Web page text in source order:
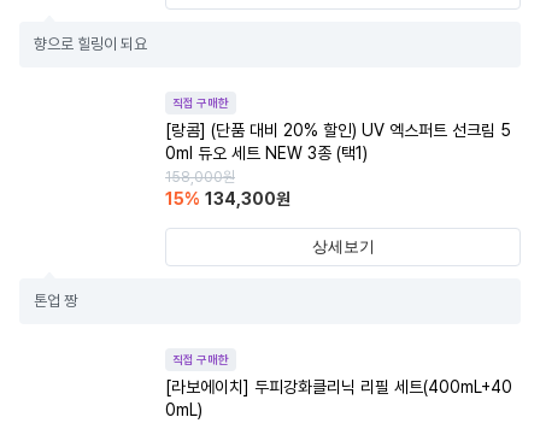
향으로 힐링이 되요
직접 구매한
[랑콤] (단품 대비 20% 할인) UV 엑스퍼트 선크림 5
0ml 듀오 세트 NEW 3종 (택1)
158,000원
15% 134,300원
상세보기
톤업 짱
직접 구매한
[라보에이치] 두피강화클리닉 리필 세트(400mL+40
0mL)